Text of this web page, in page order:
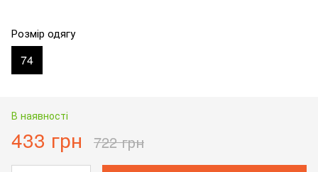
Розмір одягу
74
В наявності
433 грн 722 грн